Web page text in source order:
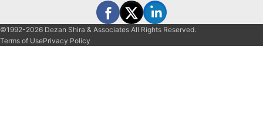
©1992-2026 Dezan Shira & Associates All Rights Reserved.
Terms of UsePrivacy Policy